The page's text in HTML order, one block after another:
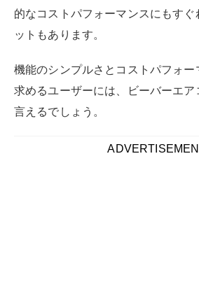
的なコストパフォーマンスにもすぐ
ットもあります。
機能のシンプルさとコストパフォ
求めるユーザーには、ビーバーエア
言えるでしょう。